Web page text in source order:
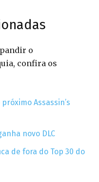
o
confira os
Assassin’s
novo DLC
de fora do Top 30 do